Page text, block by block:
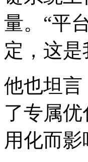
量。“平
定，这
他也坦言
了专属
用化而